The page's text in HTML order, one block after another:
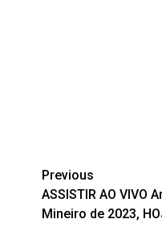
Post
Previous
ASSISTIR AO VIVO
Mineiro de 2023,